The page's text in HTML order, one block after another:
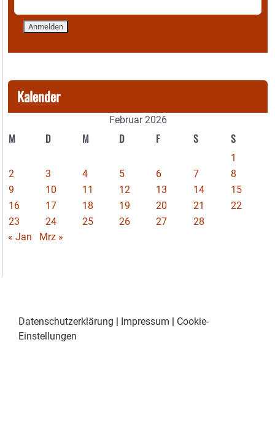
Kalender
Februar 2026
M D M D F S S
1
2
3 4 5 6 7
8
9
10 11 12 13 14
15
16
17 18 19 20 21
22
23
24 25 26 27
28
« Jan
Mrz »
Datenschutzerklärung Impressum
Cookie-
Einstellungen